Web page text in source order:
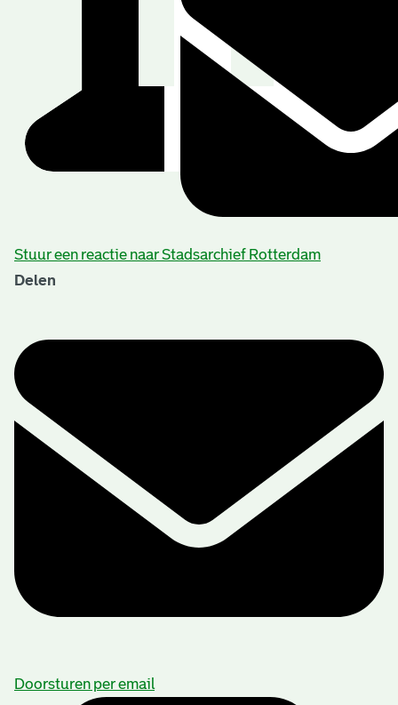
Stuur een reactie naar Stadsarchief Rotterdam
Delen
Doorsturen per email